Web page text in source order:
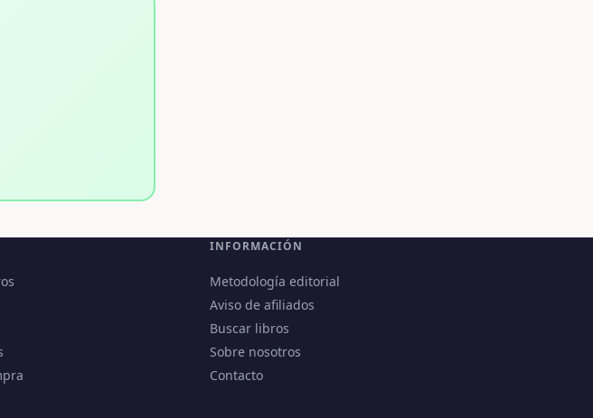
INFORMACIÓN
Metodología editorial
Aviso de afiliados
Buscar libros
Sobre nosotros
Contacto